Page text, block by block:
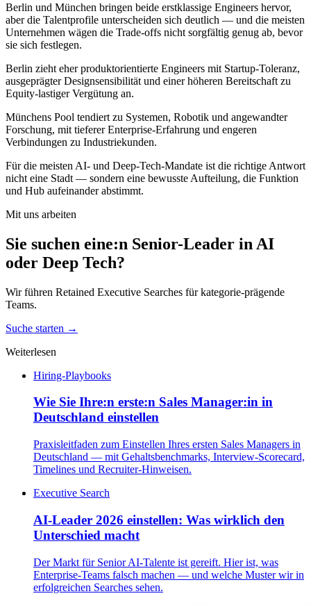
Berlin und München bringen beide erstklassige Engineers hervor,
aber die Talentprofile unterscheiden sich deutlich — und die meisten
Unternehmen wägen die Trade-offs nicht sorgfältig genug ab, bevor
sie sich festlegen.
Berlin zieht eher produktorientierte Engineers mit Startup-Toleranz,
ausgeprägter Designsensibilität und einer höheren Bereitschaft zu
Equity-lastiger Vergütung an.
Münchens Pool tendiert zu Systemen, Robotik und angewandter
Forschung, mit tieferer Enterprise-Erfahrung und engeren
Verbindungen zu Industriekunden.
Für die meisten AI- und Deep-Tech-Mandate ist die richtige Antwort
nicht eine Stadt — sondern eine bewusste Aufteilung, die Funktion
und Hub aufeinander abstimmt.
Mit uns arbeiten
Sie suchen eine:n Senior-Leader in AI
oder Deep Tech?
Wir führen Retained Executive Searches für kategorie-prägende
Teams.
Suche starten →
Weiterlesen
Hiring-Playbooks
Wie Sie Ihre:n erste:n Sales Manager:in in
Deutschland einstellen
Praxisleitfaden zum Einstellen Ihres ersten Sales Managers in
Deutschland — mit Gehaltsbenchmarks, Interview-Scorecard,
Timelines und Recruiter-Hinweisen.
Executive Search
AI-Leader 2026 einstellen: Was wirklich den
Unterschied macht
Der Markt für Senior AI-Talente ist gereift. Hier ist, was
Enterprise-Teams falsch machen — und welche Muster wir in
erfolgreichen Searches sehen.